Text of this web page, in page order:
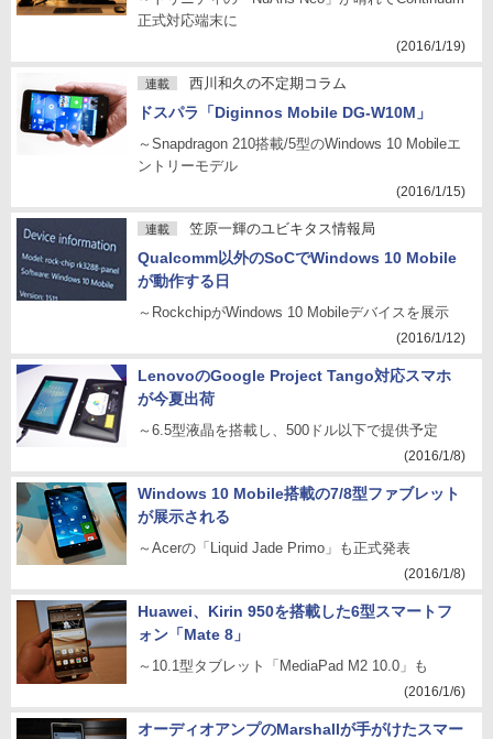
正式対応端末に
(2016/1/19)
連載 西川和久の不定期コラム
ドスパラ「Diginnos Mobile DG-W10M」
～Snapdragon 210搭載/5型のWindows 10 Mobileエ
ントリーモデル
(2016/1/15)
連載 笠原一輝のユビキタス情報局
Qualcomm以外のSoCでWindows 10 Mobile
が動作する日
～RockchipがWindows 10 Mobileデバイスを展示
(2016/1/12)
LenovoのGoogle Project Tango対応スマホ
が今夏出荷
～6.5型液晶を搭載し、500ドル以下で提供予定
(2016/1/8)
Windows 10 Mobile搭載の7/8型ファブレット
が展示される
～Acerの「Liquid Jade Primo」も正式発表
(2016/1/8)
Huawei、Kirin 950を搭載した6型スマートフ
ォン「Mate 8」
～10.1型タブレット「MediaPad M2 10.0」も
(2016/1/6)
オーディオアンプのMarshallが手がけたスマー